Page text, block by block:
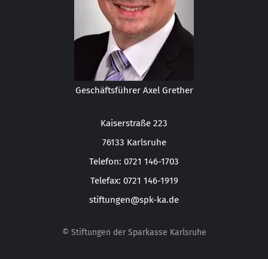
Geschäftsführer Axel Grether
Kaiserstraße 223
76133 Karlsruhe
Telefon: 0721 146-1703
Telefax: 0721 146-1919
stiftungen@spk-ka.de
© Stiftungen der Sparkasse Karlsruhe